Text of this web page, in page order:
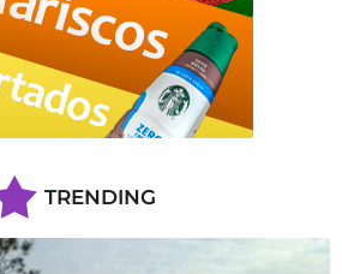
TRENDING